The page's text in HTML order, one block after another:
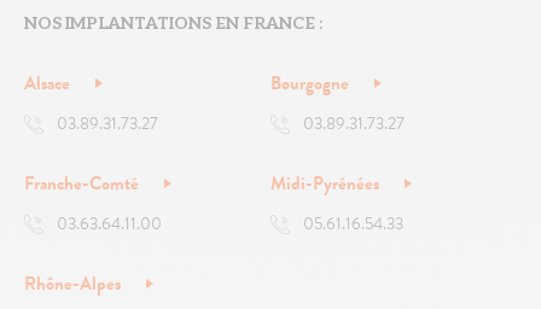
NOS IMPLANTATIONS EN FRANCE :
Alsace
03.89.31.73.27
Bourgogne
03.89.31.73.27
Franche-Comté
03.63.64.11.00
Midi-Pyrénées
05.61.16.54.33
Rhône-Alpes